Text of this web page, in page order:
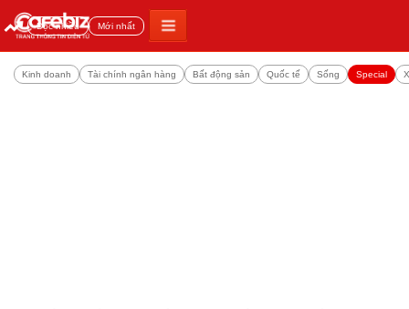
Đọc nhiều Mới nhất
Kinh doanh Tài chính ngân hàng Bất động sản Quốc tế Sống Special